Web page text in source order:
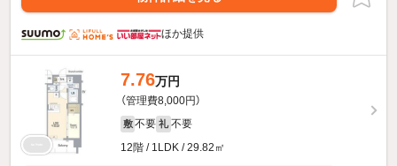
ほか提供
7.76万円
（管理費8,000円）
敷 不要 礼 不要
12階 / 1LDK / 29.82㎡